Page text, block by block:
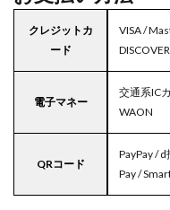
クレジットカ
ード
VISA /
電子マネー
交通系IC
WAON
QRコード
PayPay /
Pay /